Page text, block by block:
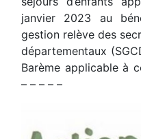
janvier 2023 au
gestion relève des
départementaux
Barème applicable à
– – – – –